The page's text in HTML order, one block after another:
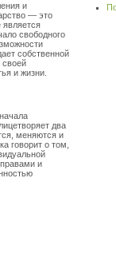
и
— это
свободного
собственной
своей
и жизни.
два
меняются и
говорит о том,
и